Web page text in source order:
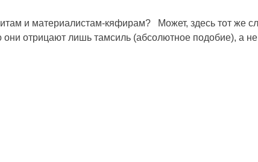
и материалистам-кяфирам? Может, здесь тот же
отрицают лишь тамсиль (абсолютное подобие), а